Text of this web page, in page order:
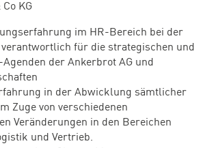
KG
im HR-Bereich bei der
für die strategischen und
der Ankerbrot AG und
in der Abwicklung sämtlicher
Zuge von verschiedenen
Veränderungen in den Bereichen
und Vertrieb.